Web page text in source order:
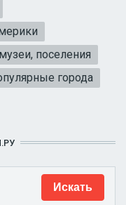
поселения
города